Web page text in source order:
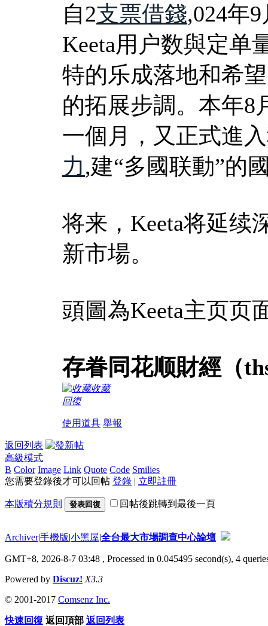
自2支票借錢,024年
Keeta用户数與定单
特的乐成落地和希
的拓展步調。本年8
一個月，又正式進
力,建“多國联動”的
将来，Keeta将延续
新市場。
頭圖為Keeta主页页
存眷同花顺財經（
收藏
回復
使用道具 舉報
返回列表
高級模式
B Color Image Link Quote Code Smilies
您需要登錄後才可以回帖 登錄 | 立即註冊
本版積分規則 發表回復 回帖後跳轉到最後一頁
Archiver|手機版|小黑屋|全台最大市場調查中心論壇
GMT+8, 2026-8-7 03:48 , Processed in 0.045495 second(s), 4
Powered by Discuz! X3.3
© 2001-2017 Comsenz Inc.
快速回復 返回頂部 返回列表